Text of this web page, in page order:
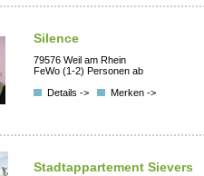
Silence
79576 Weil am Rhein
FeWo (1-2) Personen ab
Details ->
Merken ->
Stadtappartement Sievers